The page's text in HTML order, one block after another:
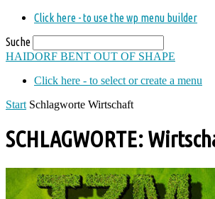
Click here - to use the wp menu builder
Suche
HAIDORF BENT OUT OF SHAPE
Click here - to select or create a menu
Start Schlagworte Wirtschaft
SCHLAGWORTE: